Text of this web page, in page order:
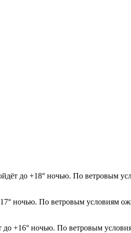
до +18° ночью. По ветровым
ночью. По ветровым условиям
+16° ночью. По ветровым